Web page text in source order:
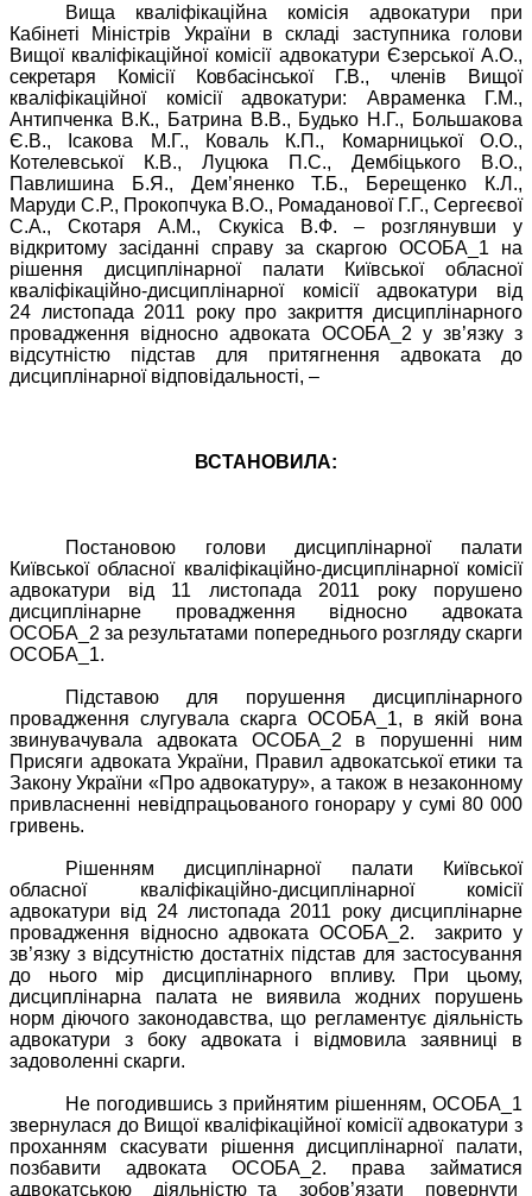
Вища кваліфікаційна комісія адвокатури при
Кабінеті Міністрів України в складі заступника голови
Вищої кваліфікаційної комісії адвокатури Єзерської А.О.,
секретаря Комісії Ковбасінської Г.В., членів
Вищої
кваліфікаційної комісії адвокатури: Авраменка Г.М.,
Антипченка В.К., Батрина В.В., Будько Н.Г., Большакова
Є.В., Ісакова М.Г., Коваль К.П., Комарницької О.О.,
Котелевської К.В., Луцюка
П.С., Дембіцького В.О.,
Павлишина
Б.Я., Дем’яненко Т.Б., Берещенко
К.Л.,
Маруди С.Р., Прокопчука В.О., Ромаданової Г.Г., Сергеєвої
С.А., Скотаря А.М., Скукіса В.Ф. –розглянувши у
відкритому засіданні справу за скаргою ОСОБА_1 на
рішення дисциплінарної палати Київської обласної
кваліфікаційно-дисциплінарної комісії адвокатури від
24 листопада 2011 року про закриття дисциплінарного
провадження відносно адвоката ОСОБА_2 у зв’язку з
відсутністю підстав для притягнення адвоката до
дисциплінарної відповідальності, –
ВСТАНОВИЛА:
Постановою голови дисциплінарної палати
Київської обласної кваліфікаційно-дисциплінарної комісії
адвокатури від 11 листопада 2011 року порушено
дисциплінарне провадження відносно адвоката
ОСОБА_2 за результатами попереднього розгляду скарги
ОСОБА_1.
Підставою для порушення дисциплінарного
провадження слугувала скарга ОСОБА_1, в якій вона
звинувачувала адвоката ОСОБА_2 в порушенні ним
Присяги адвоката України, Правил адвокатської етики та
Закону України «Про адвокатуру», а також в незаконному
привласненні невідпрацьованого гонорару у сумі 80 000
гривень.
Рішенням дисциплінарної палати Київської
обласної кваліфікаційно-дисциплінарної комісії
адвокатури від 24 листопада 2011 року дисциплінарне
провадження відносно адвоката ОСОБА_2.
закрито у
зв’язку з відсутністю достатніх підстав для застосування
до нього мір дисциплінарного впливу. При цьому,
дисциплінарна палата не виявила жодних порушень
норм діючого законодавства, що регламентує діяльність
адвокатури з боку адвоката і відмовила заявниці в
задоволенні скарги.
Не погодившись з прийнятим рішенням, ОСОБА_1
звернулася до Вищої кваліфікаційної комісії адвокатури з
проханням скасувати рішення дисциплінарної палати,
позбавити адвоката ОСОБА_2. права займатися
адвокатською
діяльністю та зобов’язати повернути